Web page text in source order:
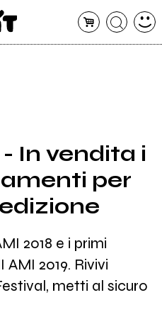
- In vendita i
per
2018 e i primi
2019. Rivivi
metti al sicuro